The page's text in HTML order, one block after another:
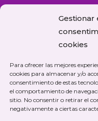
Gestionar
cookies
Para ofrecer las mejores
cookies para almacenar y/o
consentimiento de estas
el comportamiento de
sitio. No consentir o retirar el
negativamente a ciertas
Consulte la